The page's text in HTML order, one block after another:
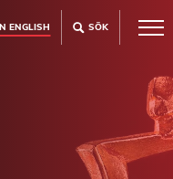
ENGLISH SÖK